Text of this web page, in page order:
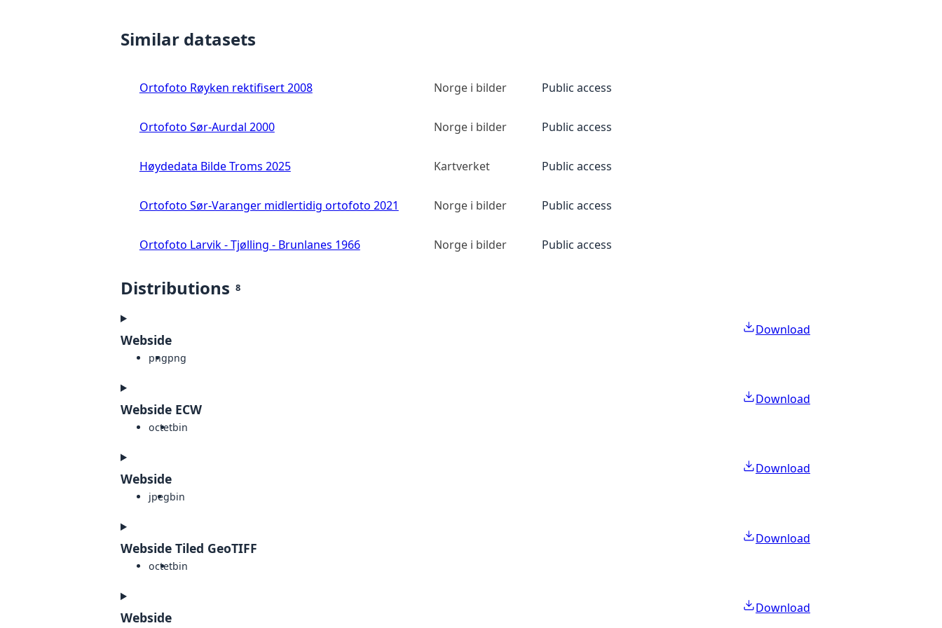
Similar datasets
Ortofoto Røyken rektifisert 2008 Norge i bilder Public access
Ortofoto Sør-Aurdal 2000 Norge i bilder Public access
Høydedata Bilde Troms 2025 Kartverket Public access
Ortofoto Sør-Varanger midlertidig ortofoto 2021 Norge i bilder Public access
Ortofoto Larvik - Tjølling - Brunlanes 1966 Norge i bilder Public access
Distributions 8
Webside
pngpng
Download
Webside ECW
octetbin
Download
Webside
jpegbin
Download
Webside Tiled GeoTIFF
octetbin
Download
Webside
Download